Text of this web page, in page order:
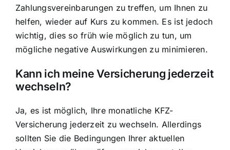
Zahlungsvereinbarungen zu treffen, um Ihnen zu
helfen, wieder auf Kurs zu kommen. Es ist jedoch
wichtig, dies so früh wie möglich zu tun, um
mögliche negative Auswirkungen zu minimieren.
Kann ich meine Versicherung jederzeit
wechseln?
Ja, es ist möglich, Ihre monatliche KFZ-
Versicherung jederzeit zu wechseln. Allerdings
sollten Sie die Bedingungen Ihrer aktuellen